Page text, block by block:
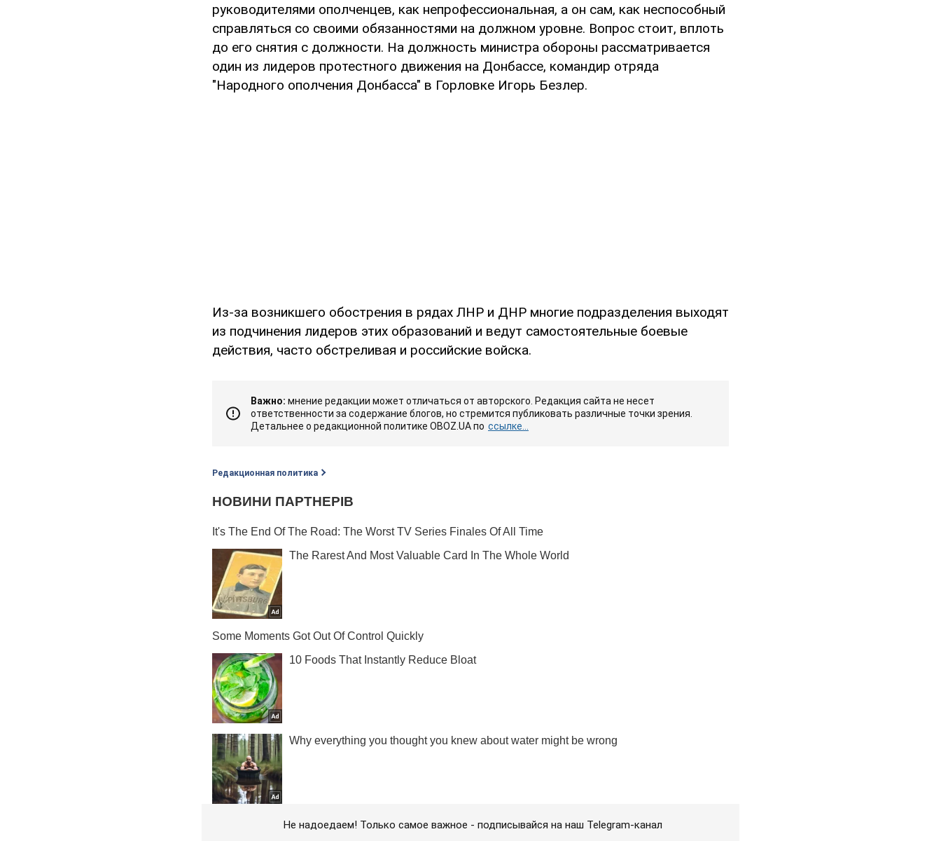
руководителями ополченцев, как непрофессиональная, а он сам, как неспособный
справляться со своими обязанностями на должном уровне. Вопрос стоит, вплоть
до его снятия с должности. На должность министра обороны рассматривается
один из лидеров протестного движения на Донбассе, командир отряда
"Народного ополчения Донбасса" в Горловке Игорь Безлер.
Из-за возникшего обострения в рядах ЛНР и ДНР многие подразделения выходят
из подчинения лидеров этих образований и ведут самостоятельные боевые
действия, часто обстреливая и российские войска.
Важно: мнение редакции может отличаться от авторского. Редакция сайта не несет
ответственности за содержание блогов, но стремится публиковать различные точки зрения.
Детальнее о редакционной политике OBOZ.UA по ссылке...
Редакционная политика
Не надоедаем! Только самое важное - подписывайся на наш Telegram-канал